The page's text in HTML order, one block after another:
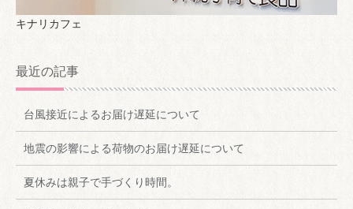
キナリカフェ
最近の記事
台風接近によるお届け遅延について
地震の影響による荷物のお届け遅延について
夏休みは親子で手づくり時間。